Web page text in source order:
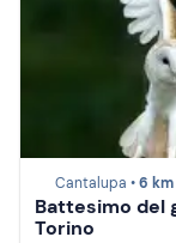
Cantalupa •6 km
Battesimo del
Torino